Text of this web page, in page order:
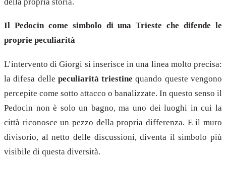
Il Pedocin come simbolo di una Trieste che difende le
proprie peculiarità
L’intervento di Giorgi si inserisce in una linea molto precisa:
la difesa delle peculiarità triestine quando queste vengono
percepite come sotto attacco o banalizzate. In questo senso il
Pedocin non è solo un bagno, ma uno dei luoghi in cui la
città riconosce un pezzo della propria differenza. E il muro
divisorio, al netto delle discussioni, diventa il simbolo più
visibile di questa diversità.